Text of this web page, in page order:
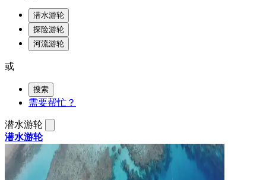
潜水游轮
探险游轮
河流游轮
或
搜索
需要帮忙？
潜水游轮
潜水游轮